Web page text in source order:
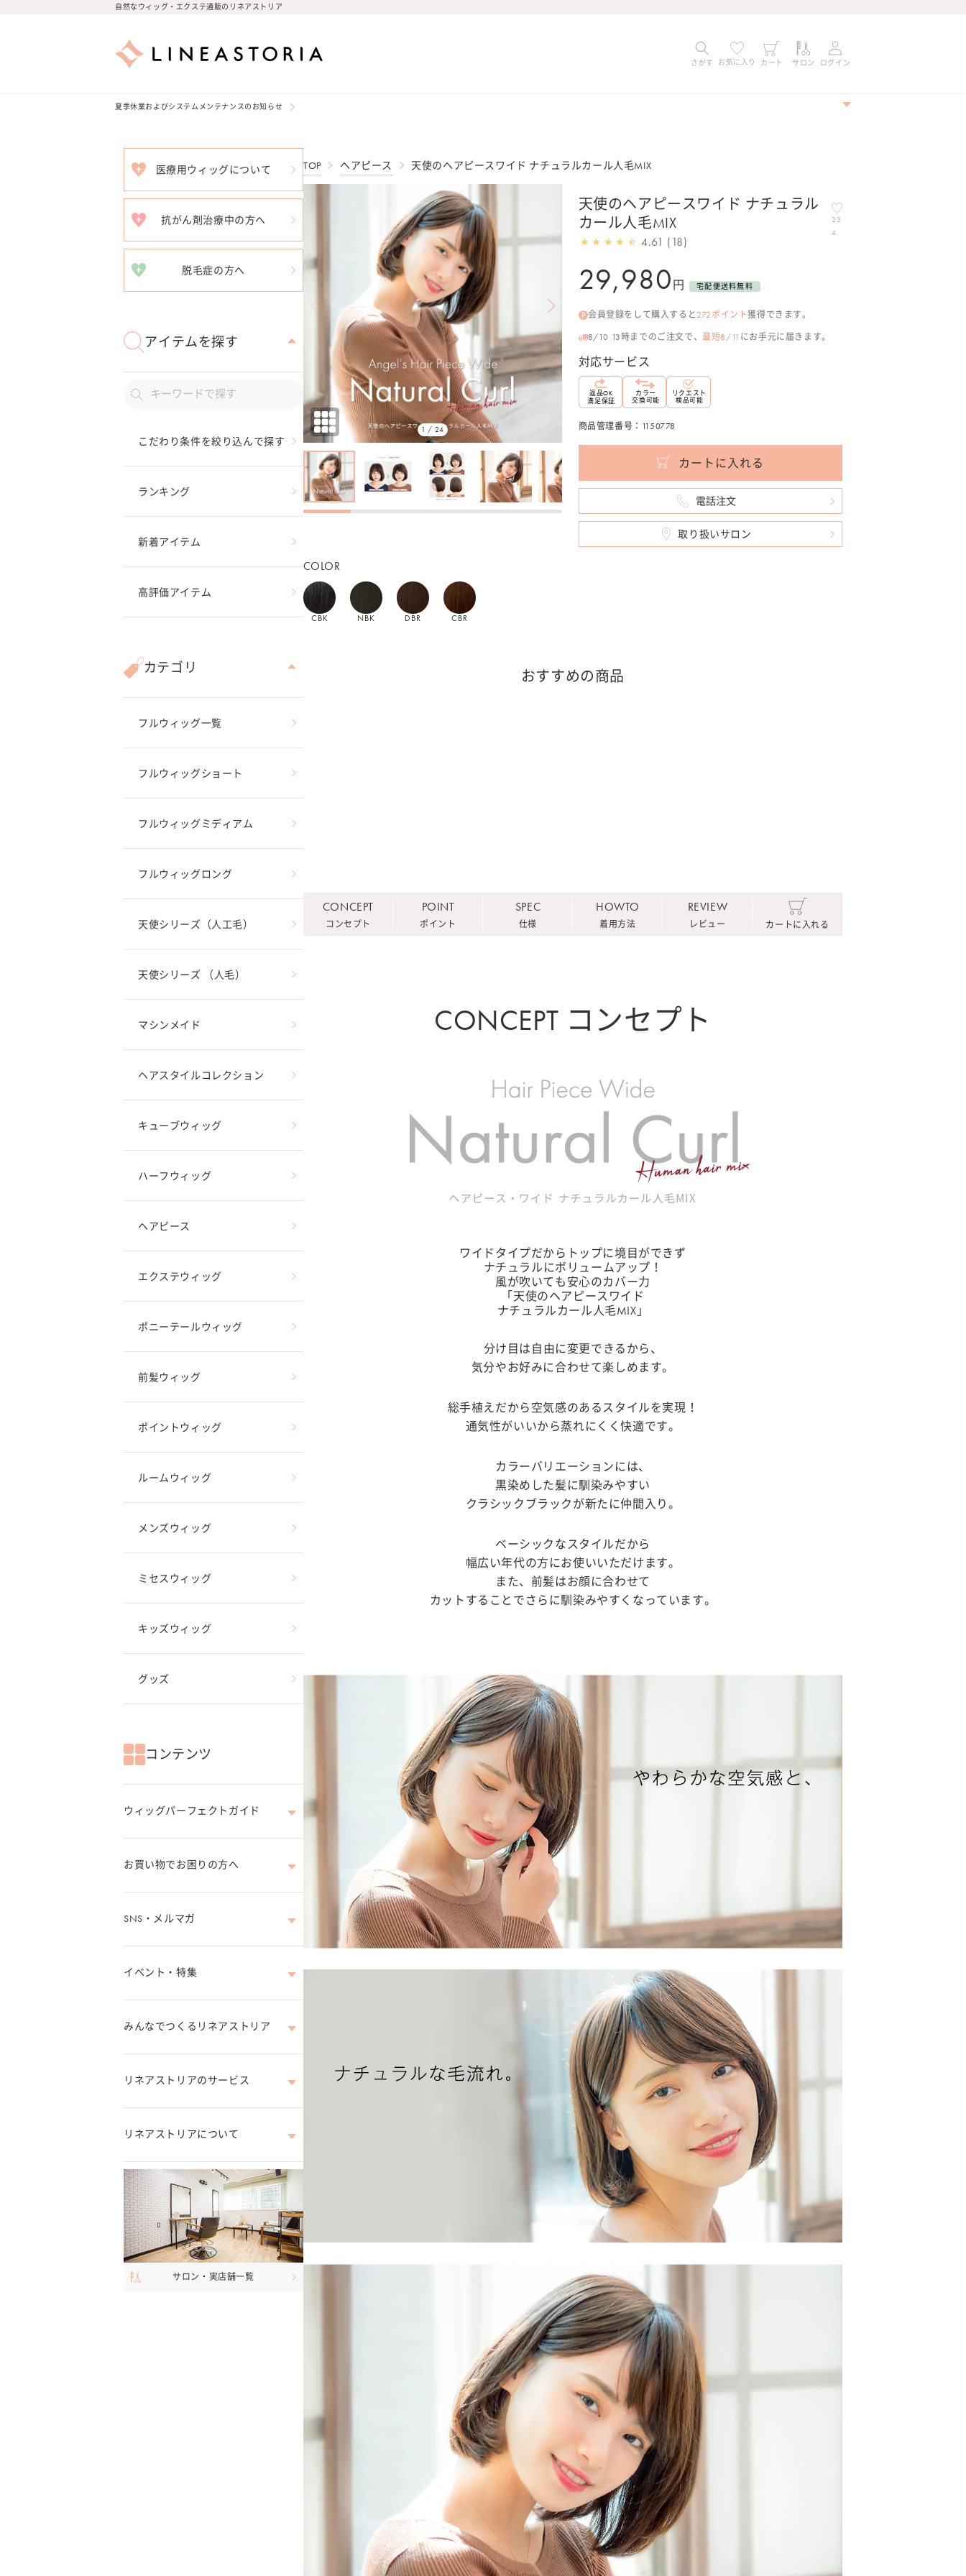
自然なウィッグ・エクステ通販のリネアストリア
さがす お気に入り カート サロン ログイン
夏季休業およびシステムメンテナンスのお知らせ
医療用ウィッグについて
抗がん剤治療中の方へ
脱毛症の方へ
アイテムを探す
こだわり条件を絞り込んで探す
ランキング
新着アイテム
高評価アイテム
カテゴリ
フルウィッグ一覧
フルウィッグショート
フルウィッグミディアム
フルウィッグロング
天使シリーズ（人工毛）
天使シリーズ （人毛）
マシンメイド
ヘアスタイルコレクション
キューブウィッグ
ハーフウィッグ
ヘアピース
エクステウィッグ
ポニーテールウィッグ
前髪ウィッグ
ポイントウィッグ
ルームウィッグ
メンズウィッグ
ミセスウィッグ
キッズウィッグ
グッズ
コンテンツ
ウィッグパーフェクトガイド
お買い物でお困りの方へ
SNS・メルマガ
イベント・特集
みんなでつくるリネアストリア
リネアストリアのサービス
リネアストリアについて
サロン・実店舗一覧
TOP ヘアピース 天使のヘアピースワイド ナチュラルカール人毛MIX
1 / 24
天使のヘアピースワイド ナチュラル
カール人毛MIX
4.61 (18)
23
4
通
常
価
29,980円 宅配便送料無料
会員登録をして購入すると272ポイント獲得できます。
8/10 13時までのご注文で、最短8/11 にお手元に届きます。
対応サービス
返品OK
満足保証
カラー
交換可能
リクエスト
検品可能
商品管理番号：1150778
カートに入れる
電話注文
取り扱いサロン
COLOR
CBK NBK DBR CBR
おすすめの商品
CONCEPT
コンセプト
POINT
ポイント
SPEC
仕様
HOWTO
着用方法
REVIEW
レビュー カートに入れる
CONCEPT コンセプト
ワイドタイプだからトップに境目ができず
ナチュラルにボリュームアップ！
風が吹いても安心のカバー力
「天使のヘアピースワイド
ナチュラルカール人毛MIX」
分け目は自由に変更できるから、
気分やお好みに合わせて楽しめます。
総手植えだから空気感のあるスタイルを実現！
通気性がいいから蒸れにくく快適です。
カラーバリエーションには、
黒染めした髪に馴染みやすい
クラシックブラックが新たに仲間入り。
ベーシックなスタイルだから
幅広い年代の方にお使いいただけます。
また、前髪はお顔に合わせて
カットすることでさらに馴染みやすくなっています。